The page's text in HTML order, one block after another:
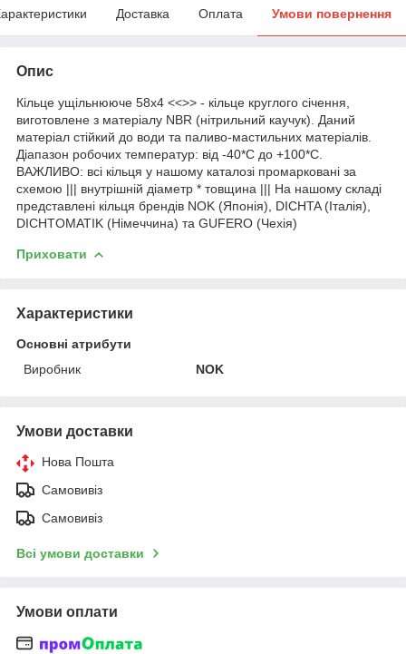
Доставка Оплата Умови повернення
Опис
Кільце ущільнююче 58х4 <<>> - кільце круглого січення,
виготовлене з матеріалу NBR (нітрильний каучук). Даний
матеріал стійкий до води та паливо-мастильних матеріалів.
Діапазон робочих температур: від -40*С до +100*С.
ВАЖЛИВО: всі кільця у нашому каталозі промарковані за
схемою ||| внутрішній діаметр * товщина ||| На нашому складі
представлені кільця брендів NOK (Японія), DICHTA (Італія),
DICHTOMATIK (Німеччина) та GUFERO (Чехія)
Приховати
Характеристики
Основні атрибути
Виробник
NOK
Умови доставки
Нова Пошта
Самовивіз
Самовивіз
Всі умови доставки
Умови оплати